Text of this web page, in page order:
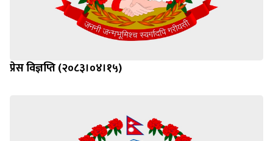
प्रेस विज्ञप्ति (२०८३।०४।१५)